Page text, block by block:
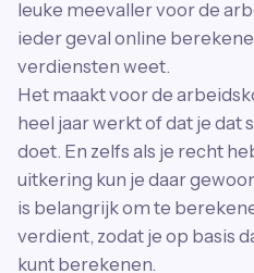
leuke meevaller voor de
ieder geval online
verdiensten weet.
Het maakt voor de
heel jaar werkt of dat je dat
doet. En zelfs als je recht
uitkering kun je daar
is belangrijk om te
verdient, zodat je op basis
kunt berekenen.